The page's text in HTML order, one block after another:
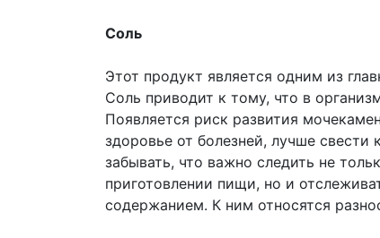
Соль
Этот продукт является одним из
Соль приводит к тому, что в
Появляется риск развития
здоровье от болезней, лучше
забывать, что важно следить не
приготовлении пищи, но и
содержанием. К ним относятся